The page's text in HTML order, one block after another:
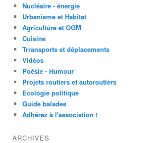
Nucléaire - énergie
Urbanisme et Habitat
Agriculture et OGM
Cuisine
Trransports et déplacements
Vidéos
Poésie - Humour
Projets routiers et autoroutiers
Ecologie politique
Guide balades
Adhérez à l'association !
ARCHIVES